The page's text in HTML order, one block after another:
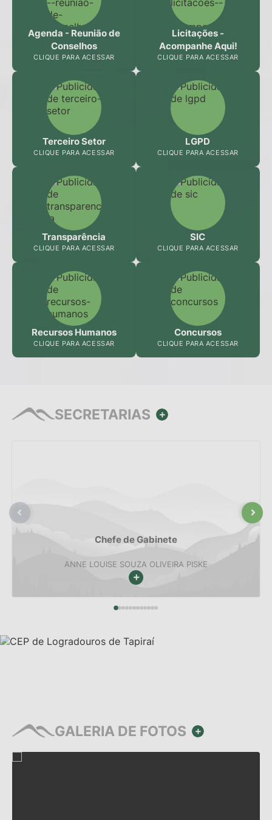
Agenda - Reunião de
Conselhos
CLIQUE PARA ACESSAR
Licitações -
Acompanhe Aqui!
CLIQUE PARA ACESSAR
Terceiro Setor
CLIQUE PARA ACESSAR
LGPD
CLIQUE PARA ACESSAR
Transparência
CLIQUE PARA ACESSAR
SIC
CLIQUE PARA ACESSAR
Recursos Humanos
CLIQUE PARA ACESSAR
Concursos
CLIQUE PARA ACESSAR
SECRETARIAS VER MAIS
Chefe de Gabinete
ANNE LOUISE SOUZA OLIVEIRA PISKE
VER MAIS
GALERIA DE FOTOS VER MAIS